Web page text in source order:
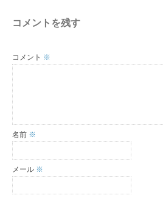
コメントを残す
コメント ※
名前 ※
メール ※